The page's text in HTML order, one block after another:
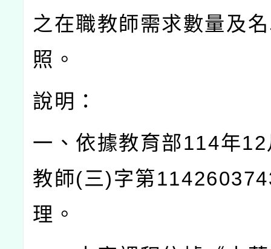
之在職教師需求數量及
照。
說明：
一、依據教育部114年12
教師(三)字第
理。